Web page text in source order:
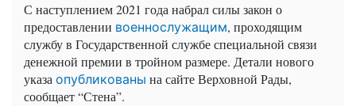
С наступлением 2021 года набрал силы закон о
предоставлении военнослужащим, проходящим
службу в Государственной службе специальной связи
денежной премии в тройном размере. Детали нового
указа опубликованы на сайте Верховной Рады,
сообщает “Стена”.